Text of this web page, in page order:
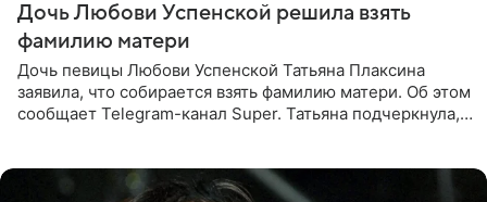
Дочь Любови Успенской решила взять
фамилию матери
Дочь певицы Любови Успенской Татьяна Плаксина
заявила, что собирается взять фамилию матери. Об этом
сообщает Telegram-канал Super. Татьяна подчеркнула,